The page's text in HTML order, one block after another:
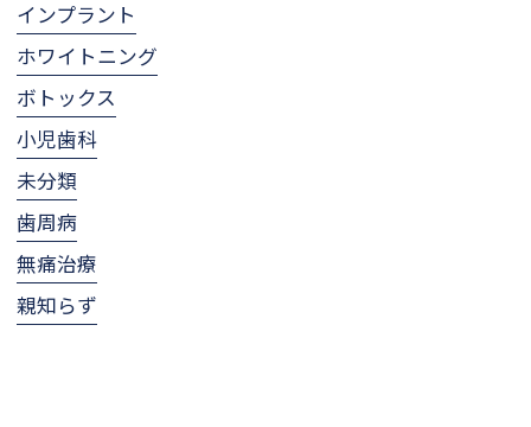
インプラント
ホワイトニング
ボトックス
小児歯科
未分類
歯周病
無痛治療
親知らず